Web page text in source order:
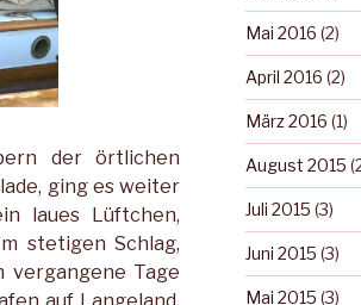
der örtlichen
ging es weiter
laues Lüftchen,
stetigen Schlag,
vergangene Tage
auf Langeland.
Mai 2016 (2)
April 2016 (2)
März 2016 (1)
August 2015
Juli 2015 (3)
Juni 2015 (3)
Mai 2015 (3)